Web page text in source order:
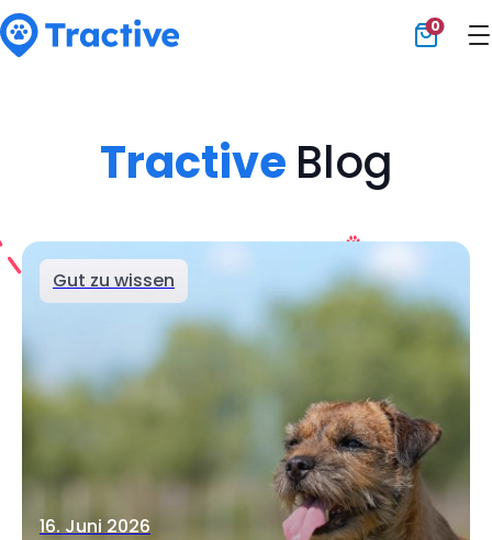
0
Tractive Blog
Gut zu wissen
16. Juni 2026